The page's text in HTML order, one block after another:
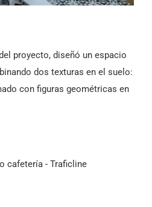
proyecto, diseñó un espacio
dos texturas en el suelo:
con figuras geométricas en